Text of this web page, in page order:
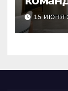
15 ИЮНЯ